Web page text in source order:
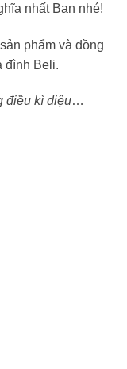
nhất Bạn nhé!
phẩm và đồng
đình Beli.
điều kì diệu…